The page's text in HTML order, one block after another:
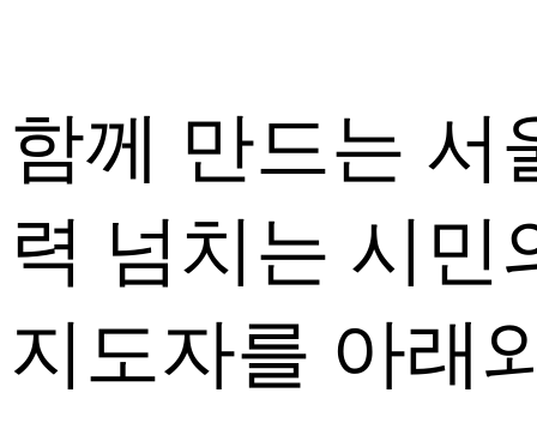
함께 만드는 서
력 넘치는 시민
지도자를 아래